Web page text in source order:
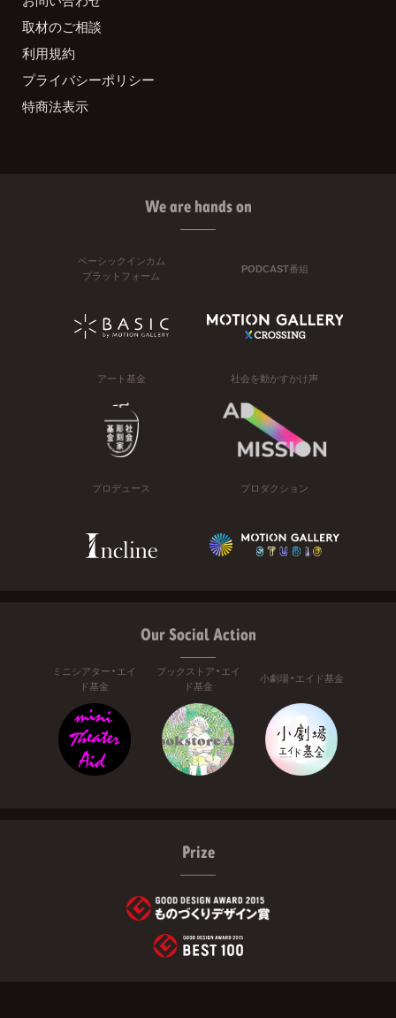
取材のご相談
利用規約
プライバシーポリシー
特商法表示
We are hands on
ベーシックインカム
プラットフォーム
PODCAST番組
アート基金 社会を動かすかけ声
プロデュース プロダクション
Our Social Action
ミニシアター・エイ
ド基金
ブックストア・エイ
ド基金
小劇場・エイド基金
Prize